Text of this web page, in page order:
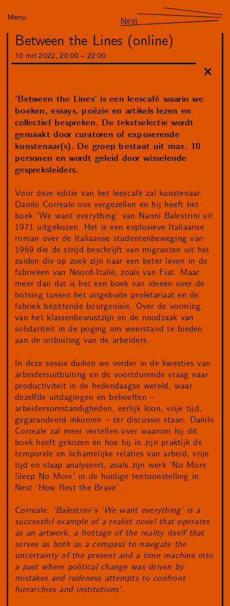
Menu Nest
Between the Lines (online)
10 mrt 2022 ,20:00 22 :00
‘Between the Lines’ is een leescafé waarin we
boeken, essays, poëzie en artikels lezen en
collectief bespreken. De tekstselectie wordt
gemaakt door curatoren of exposerende
kunstenaar(s). De groep bestaat uit max. 10
personen en wordt geleid door wisselende
gespreksleiders.
Voor deze editie van het leescafé zal kunstenaar
Danilo Correale ons vergezellen en hij heeft het
boek ‘We want everything’ van Nanni Balestrini uit
1971 uitgekozen. Het is een explosieve Italiaanse
roman over de Italiaanse studentenbeweging van
1969 die de strijd beschrijft van migranten uit het
zuiden die op zoek zijn naar een beter leven in de
fabrieken van Noord-Italië, zoals van Fiat. Maar
meer dan dat is het een boek van ideeën over de
botsing tussen het uitgebuite proletariaat en de
fabriek bezittende bourgeoisie. Over de vorming
van het klassenbewustzijn en de noodzaak van
solidariteit in de poging om weerstand te bieden
aan de uitbuiting van de arbeiders.
In deze sessie duiken we verder in de kwesties van
arbeidersuitbuiting en de voortdurende vraag naar
productiviteit in de hedendaagse wereld, waar
dezelfde uitdagingen en behoeften –
arbeidersomstandigheden, eerlijk loon, vrije tijd,
gegarandeerd inkomen – ter discussie staan. Danilo
Correale zal meer vertellen over waarom hij dit
boek heeft gekozen en hoe hij in zijn praktijk de
temporele en lichamelijke relaties van arbeid, vrije
tijd en slaap analyseert, zoals zijn werk ‘No More
Sleep No More’ in de huidige tentoonstelling in
Nest ‘How Rest the Brave’.
Correale: ‘Balestrini’s ‘We want everything’ is a
successful example of a realist novel that operates
as an artwork, a frottage of the reality itself that
serves as both as a compass to navigate the
uncertainty of the present and a time machine into
a past where political change was driven by
mistakes and rudeness attempts to confront
hierarchies and institutions’.